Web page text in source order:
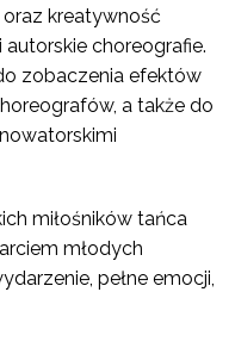
kreatywność
choreografie.
zobaczenia efektów
a także do
miłośników tańca
młodych
pełne emocji,